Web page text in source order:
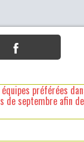
préférées
de septembre afin